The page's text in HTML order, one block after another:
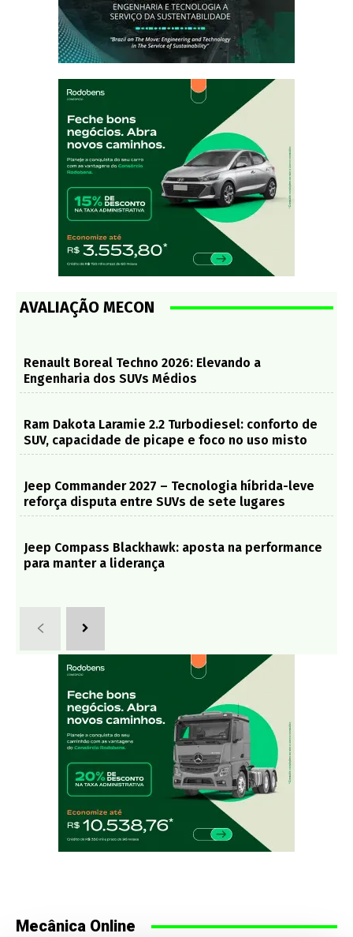
AVALIAÇÃO MECON
Renault Boreal Techno 2026: Elevando a
Engenharia dos SUVs Médios
Ram Dakota Laramie 2.2 Turbodiesel: conforto de
SUV, capacidade de picape e foco no uso misto
Jeep Commander 2027 – Tecnologia híbrida-leve
reforça disputa entre SUVs de sete lugares
Jeep Compass Blackhawk: aposta na performance
para manter a liderança
Mecânica Online